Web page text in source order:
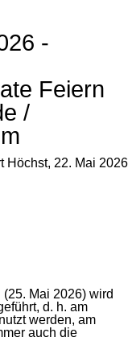
-
Feiern
/
Höchst, 22. Mai 2026
Mai 2026) wird
d. h. am
werden, am
auch die